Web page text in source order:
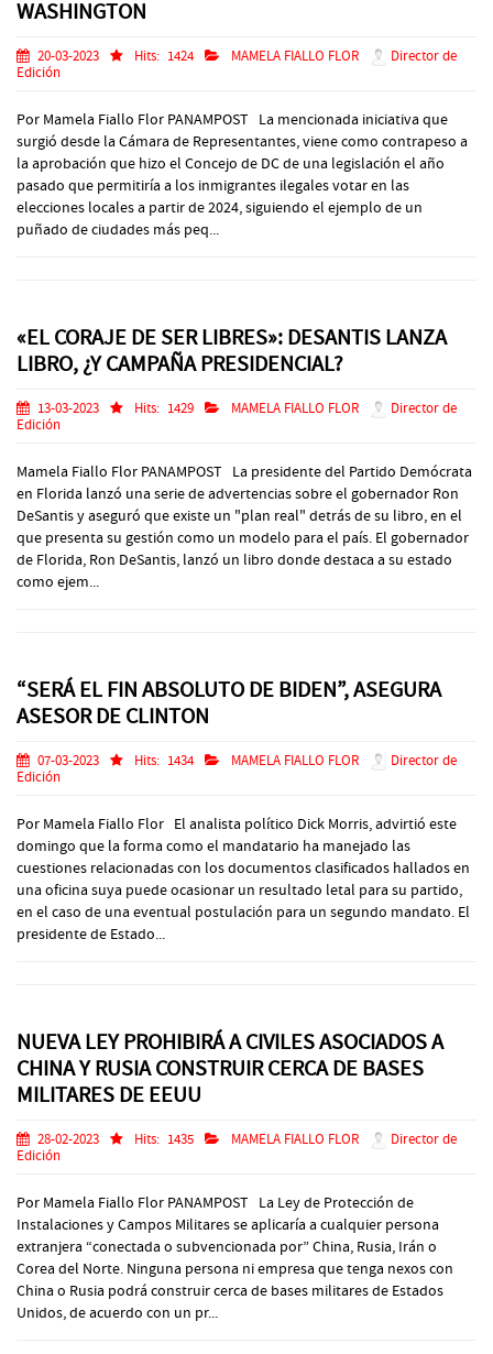
WASHINGTON
20-03-2023 Hits: 1424 MAMELA FIALLO FLOR
Director de
Edición
Por Mamela Fiallo Flor PANAMPOST La mencionada iniciativa que
surgió desde la Cámara de Representantes, viene como contrapeso a
la aprobación que hizo el Concejo de DC de una legislación el año
pasado que permitiría a los inmigrantes ilegales votar en las
elecciones locales a partir de 2024, siguiendo el ejemplo de un
puñado de ciudades más peq...
«EL CORAJE DE SER LIBRES»: DESANTIS LANZA
LIBRO, ¿Y CAMPAÑA PRESIDENCIAL?
13-03-2023 Hits: 1429 MAMELA FIALLO FLOR
Director de
Edición
Mamela Fiallo Flor PANAMPOST La presidente del Partido Demócrata
en Florida lanzó una serie de advertencias sobre el gobernador Ron
DeSantis y aseguró que existe un "plan real" detrás de su libro, en el
que presenta su gestión como un modelo para el país. El gobernador
de Florida, Ron DeSantis, lanzó un libro donde destaca a su estado
como ejem...
“SERÁ EL FIN ABSOLUTO DE BIDEN”, ASEGURA
ASESOR DE CLINTON
07-03-2023 Hits: 1434 MAMELA FIALLO FLOR
Director de
Edición
Por Mamela Fiallo Flor El analista político Dick Morris, advirtió este
domingo que la forma como el mandatario ha manejado las
cuestiones relacionadas con los documentos clasificados hallados en
una oficina suya puede ocasionar un resultado letal para su partido,
en el caso de una eventual postulación para un segundo mandato. El
presidente de Estado...
NUEVA LEY PROHIBIRÁ A CIVILES ASOCIADOS A
CHINA Y RUSIA CONSTRUIR CERCA DE BASES
MILITARES DE EEUU
28-02-2023 Hits: 1435 MAMELA FIALLO FLOR
Director de
Edición
Por Mamela Fiallo Flor PANAMPOST La Ley de Protección de
Instalaciones y Campos Militares se aplicaría a cualquier persona
extranjera “conectada o subvencionada por” China, Rusia, Irán o
Corea del Norte. Ninguna persona ni empresa que tenga nexos con
China o Rusia podrá construir cerca de bases militares de Estados
Unidos, de acuerdo con un pr...